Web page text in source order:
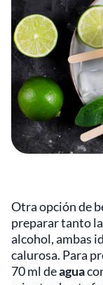
Otra opción de
preparar tanto
alcohol, ambas
calurosa. Para
70 ml deagua